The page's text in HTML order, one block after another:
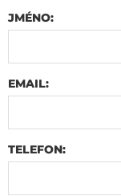
JMÉNO:
EMAIL:
TELEFON: